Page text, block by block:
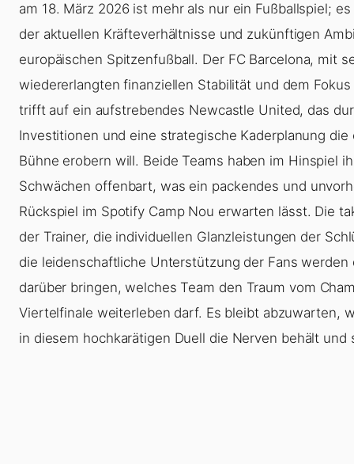
am 18. März 2026 ist mehr als nur ein Fußballspiel;
der aktuellen Kräfteverhältnisse und zukünftigen
europäischen Spitzenfußball. Der FC Barcelona, mit
wiedererlangten finanziellen Stabilität und dem
trifft auf ein aufstrebendes Newcastle United, das
Investitionen und eine strategische Kaderplanung die
Bühne erobern will. Beide Teams haben im Hinspiel
Schwächen offenbart, was ein packendes und
Rückspiel im Spotify Camp Nou erwarten lässt. Die
der Trainer, die individuellen Glanzleistungen der
die leidenschaftliche Unterstützung der Fans werden
darüber bringen, welches Team den Traum vom
Viertelfinale weiterleben darf. Es bleibt abzuwarten,
in diesem hochkarätigen Duell die Nerven behält und